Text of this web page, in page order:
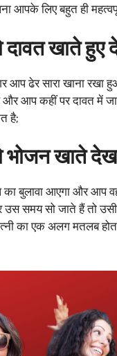
आपके लिए बहुत ही
दावत खाते हुए
ढेर सारा खाना
और आप कहीं पर दावत
है;
भोजन खाते
का बुलावा आएगा और आप
समय सो जाते हैं तो
का एक अलग मतलब